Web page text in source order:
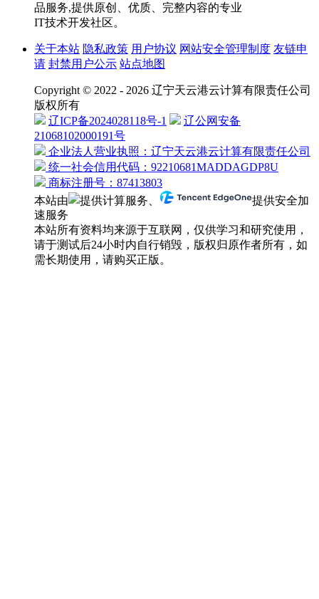
品服务,提供原创、优质、完整内容的专业
IT技术开发社区。
关于本站 隐私政策 用户协议 网站安全管理制度 友链申
请 封禁用户公示 站点地图
Copyright © 2022 - 2026 辽宁天云港云计算有限责任公司
版权所有
辽ICP备2024028118号-1
辽公网安备
21068102000191号
企业法人营业执照：辽宁天云港云计算有限责任公司
统一社会信用代码：92210681MADDAGDP8U
商标注册号：87413803
本站由
提供计算服务、
提供安全加
速服务
本站所有资料均来源于互联网，仅供学习和研究使用，
请于测试后24小时内自行销毁，版权归原作者所有，如
需长期使用，请购买正版。